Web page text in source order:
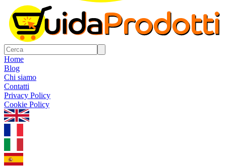
Home
Blog
Chi siamo
Contatti
Privacy Policy
Cookie Policy